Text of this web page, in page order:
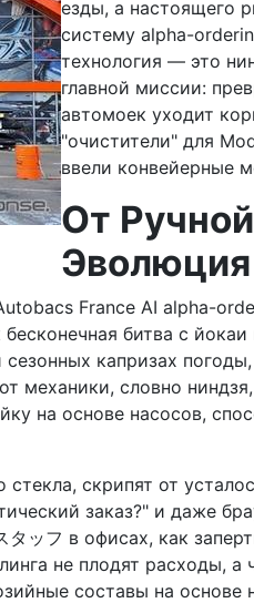
езды, а настоящего
систему alpha-
технология — это
главной миссии:
автомоек уходит
"очистители" для
ввели конвейерные
От
France AI alpha-
битва с
капризах
механики, словно
на основе насосов,
скрипят от
заказ?" и даже
ッフ в офисах, как
не плодят расходы,
составы на основе